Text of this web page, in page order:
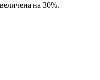
на 30%.